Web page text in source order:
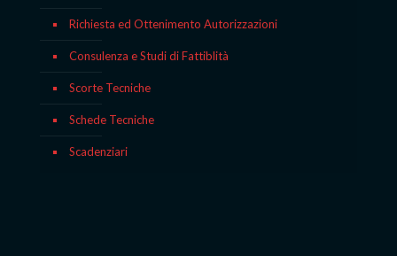
Richiesta ed Ottenimento Autorizzazioni
Consulenza e Studi di Fattiblità
Scorte Tecniche
Schede Tecniche
Scadenziari